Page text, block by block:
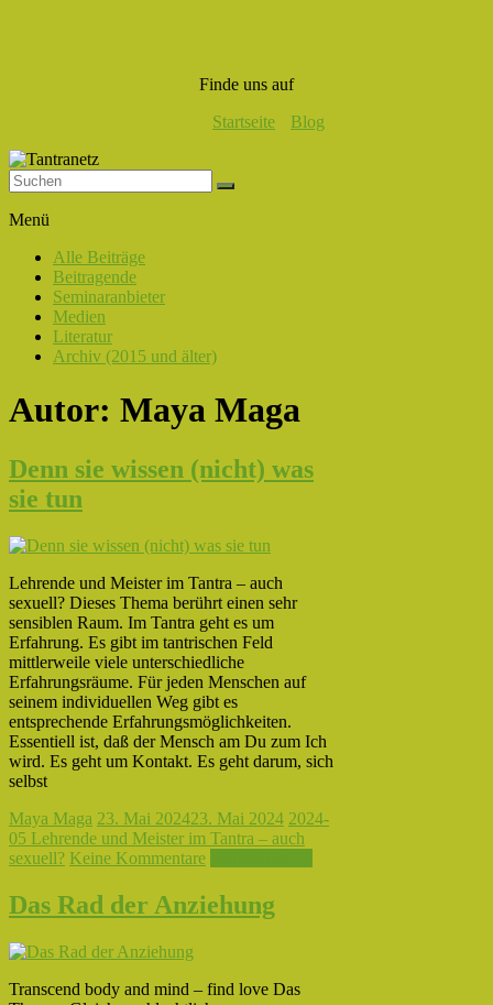
Finde uns auf
Startseite
Blog
Liebe,
Eros
Tantra
Menü
Alle Beiträge
Beitragende
Seminaranbieter
Medien
Literatur
Archiv (2015 und älter)
Autor: Maya Maga
Denn sie wissen (nicht) was
sie tun
Lehrende und Meister im Tantra – auch
sexuell? Dieses Thema berührt einen sehr
sensiblen Raum. Im Tantra geht es um
Erfahrung. Es gibt im tantrischen Feld
mittlerweile viele unterschiedliche
Erfahrungsräume. Für jeden Menschen auf
seinem individuellen Weg gibt es
entsprechende Erfahrungsmöglichkeiten.
Essentiell ist, daß der Mensch am Du zum Ich
wird. Es geht um Kontakt. Es geht darum, sich
selbst
Maya Maga 23. Mai 202423. Mai 2024 2024-
05 Lehrende und Meister im Tantra – auch
sexuell? Keine Kommentare
Das Rad der Anziehung
Transcend body and mind – find love Das